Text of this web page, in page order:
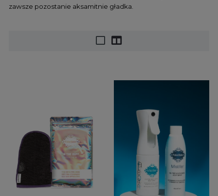
zawsze pozostanie aksamitnie gładka.